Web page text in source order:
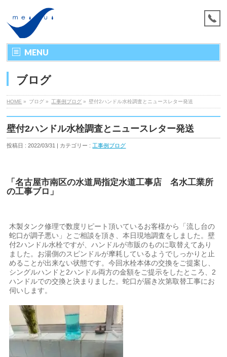
MENU
ブログ
HOME » ブログ » 工事例ブログ » 壁付2ハンドル水栓調査とニュースレター発送
壁付2ハンドル水栓調査とニュースレター発送
投稿日 : 2022/03/31 | カテゴリー : 工事例ブログ
「名古屋市南区の水道局指定水道工事店 名水工業所
の工事ブロ」
木製タンク修理で数度リピート頂いているお客様から「流し台の
蛇口が調子悪い」とご相談を頂き、本日現地調査をしました。壁
付2ハンドル水栓ですが、ハンドルが市販のものに取替えてあり
ました。お湯側のスピンドルが摩耗しているようでしっかりと止
めることが出来ない状態です。今回水栓本体の交換をご提案し、
シングルハンドと2ハンドル両方の金額をご提示をしたところ、2
ハンドルでの交換と決まりました。蛇口が届き次第取替工事にお
伺いします。